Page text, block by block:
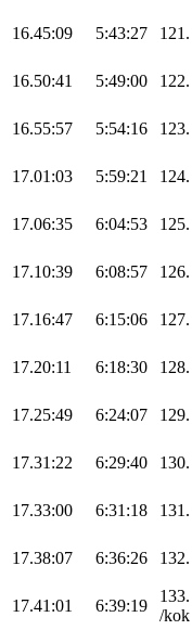
16.45:09 5:43:27 121.
16.50:41 5:49:00 122.
16.55:57 5:54:16 123.
17.01:03 5:59:21 124.
17.06:35 6:04:53 125.
17.10:39 6:08:57 126.
17.16:47 6:15:06 127.
17.20:11 6:18:30 128.
17.25:49 6:24:07 129.
17.31:22 6:29:40 130.
17.33:00 6:31:18 131.
17.38:07 6:36:26 132.
17.41:01 6:39:19
133.
/kok